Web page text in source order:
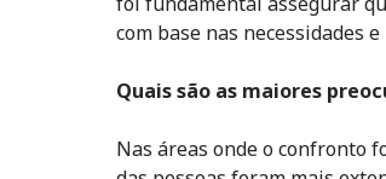
com base nas necessidades
Quais são as maiores
Nas áreas onde o confronto